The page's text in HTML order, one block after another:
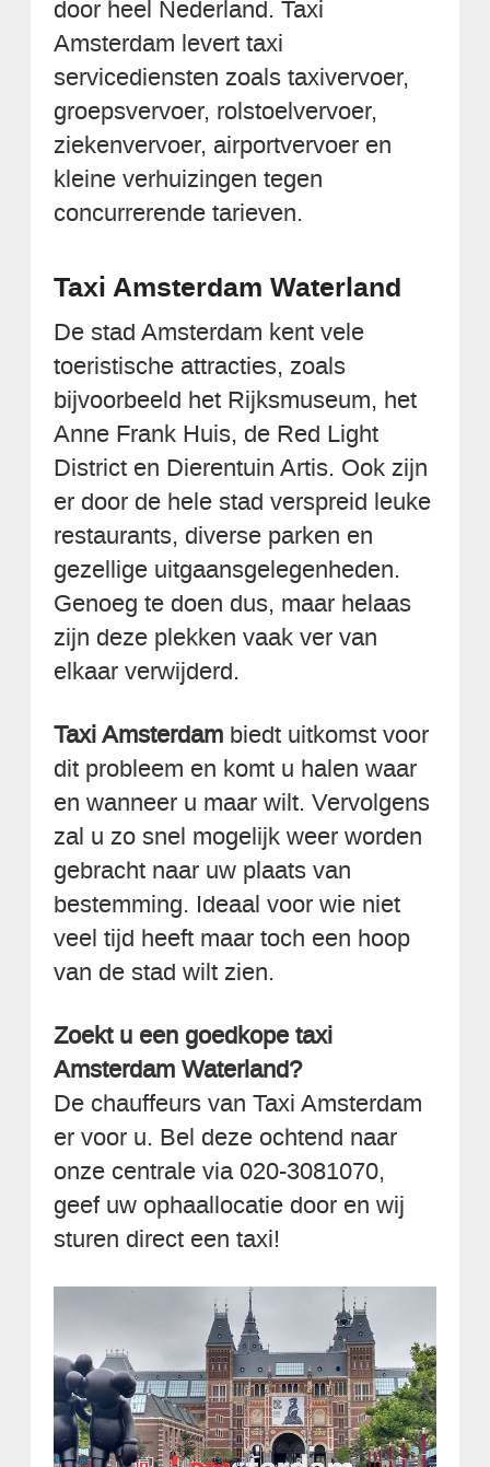
door heel Nederland. Taxi
Amsterdam levert taxi
servicediensten zoals taxivervoer,
groepsvervoer, rolstoelvervoer,
ziekenvervoer, airportvervoer en
kleine verhuizingen tegen
concurrerende tarieven.
Taxi Amsterdam Waterland
De stad Amsterdam kent vele
toeristische attracties, zoals
bijvoorbeeld het Rijksmuseum, het
Anne Frank Huis, de Red Light
District en Dierentuin Artis. Ook zijn
er door de hele stad verspreid leuke
restaurants, diverse parken en
gezellige uitgaansgelegenheden.
Genoeg te doen dus, maar helaas
zijn deze plekken vaak ver van
elkaar verwijderd.
Taxi Amsterdam biedt uitkomst voor
dit probleem en komt u halen waar
en wanneer u maar wilt. Vervolgens
zal u zo snel mogelijk weer worden
gebracht naar uw plaats van
bestemming. Ideaal voor wie niet
veel tijd heeft maar toch een hoop
van de stad wilt zien.
Zoekt u een goedkope taxi
Amsterdam Waterland?
De chauffeurs van Taxi Amsterdam
er voor u. Bel deze ochtend naar
onze centrale via 020-3081070,
geef uw ophaallocatie door en wij
sturen direct een taxi!